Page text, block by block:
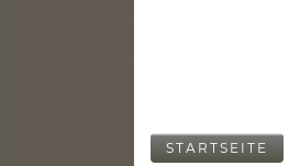
STARTSEITE